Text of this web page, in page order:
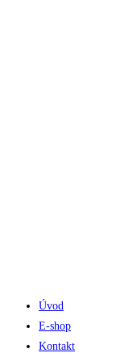
Úvod
E-shop
Kontakt